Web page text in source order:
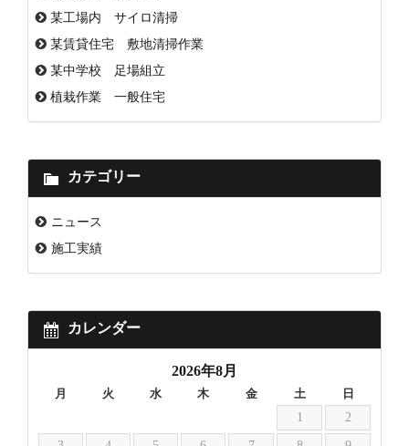
某工場内 サイロ清掃
某賃貸住宅 敷地清掃作業
某中学校 足場組立
植栽作業 一般住宅
カテゴリー
ニュース
施工実績
カレンダー
2026年8月
月 火 水 木 金 土 日
1 2